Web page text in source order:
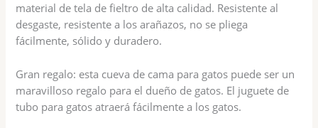
material de tela de fieltro de alta calidad. Resistente al
desgaste, resistente a los arañazos, no se pliega
fácilmente, sólido y duradero.
Gran regalo: esta cueva de cama para gatos puede ser un
maravilloso regalo para el dueño de gatos. El juguete de
tubo para gatos atraerá fácilmente a los gatos.